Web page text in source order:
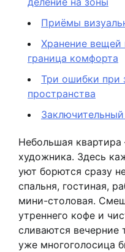
Приёмы
Хранение вещей
граница комфорта
Три ошибки при
пространства
Заключительный
Небольшая квартира
художника. Здесь
уют борются сразу
спальня, гостиная,
мини-столовая.
утреннего кофе и
сливаются вечерние
уже многоголосица